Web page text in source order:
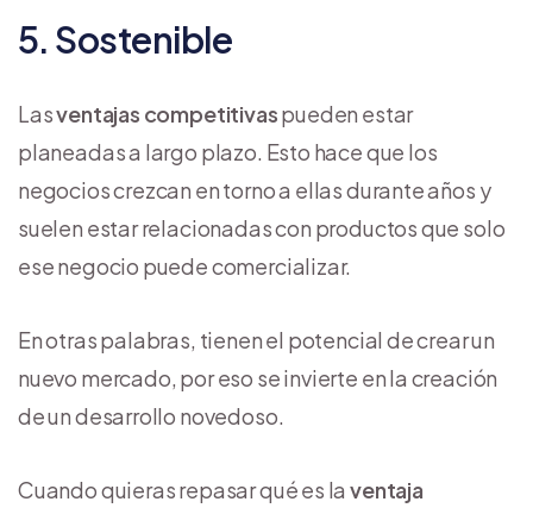
5. Sostenible
Lasventajas competitivaspueden estar
planeadas a largo plazo. Esto hace que los
negocios crezcan en torno a ellas durante años y
suelen estar relacionadas con productos que solo
ese negocio puede comercializar.
En otras palabras, tienen el potencial de crear un
nuevo mercado, por eso se invierte en la creación
de un desarrollo novedoso.
Cuando quieras repasar qué es laventaja